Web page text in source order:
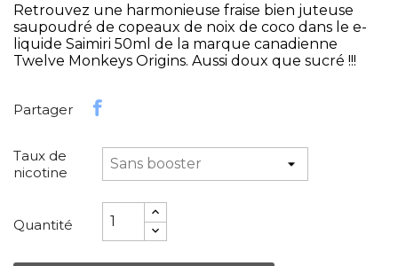
Retrouvez une harmonieuse fraise bien juteuse
saupoudré de copeaux de noix de coco dans le e-
liquide Saimiri 50ml de la marque canadienne
Twelve Monkeys Origins. Aussi doux que sucré !!!
Partager
Taux de
nicotine
Quantité